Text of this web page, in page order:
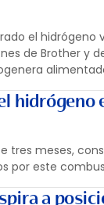
el
de Brother y
tres meses,
por este
a